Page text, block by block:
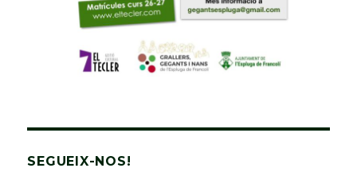
SEGUEIX-NOS!